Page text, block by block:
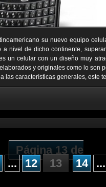
su nuevo equipo
nivel de dicho continente,
un celular con un diseño muy
y originales como lo son
las características generales, este
Página 13 de
... 12 13 14 ...